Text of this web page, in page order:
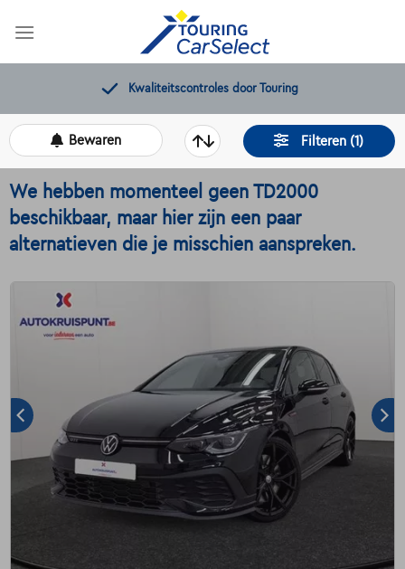
Gratis 12 maanden pechverhelping
Filteren (1)
Bewaren
We hebben momenteel geen TD2000
beschikbaar, maar hier zijn een paar
alternatieven die je misschien aanspreken.